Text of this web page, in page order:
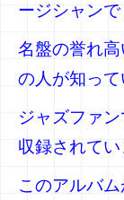
ージシャンで
名盤の誉れ高
の人が知って
ジャズファ
収録されてい
このアルバ